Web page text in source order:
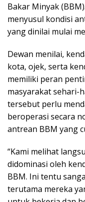
Bakar Minyak
menyusul kondisi
yang dinilai mulai
Dewan menilai,
kota, ojek, serta
memiliki peran
masyarakat sehari-
tersebut perlu
beroperasi secara
antrean BBM yang
“Kami melihat
didominasi oleh
BBM. Ini tentu
terutama mereka